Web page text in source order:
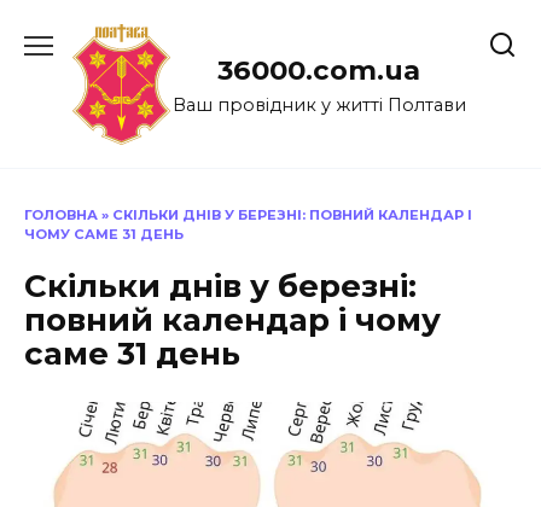
до
36000.com.ua
Ваш провідник у житті Полтави
ГОЛОВНА » СКІЛЬКИ ДНІВ У БЕРЕЗНІ: ПОВНИЙ КАЛЕНДАР І
ЧОМУ САМЕ 31 ДЕНЬ
Скільки днів у березні:
повний календар і чому
саме 31 день